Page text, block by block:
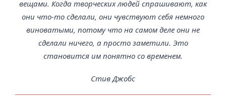
вещами. Когда творческих людей спрашивают, как
они что-то сделали, они чувствуют себя немного
виноватыми, потому что на самом деле они не
сделали ничего, а просто заметили. Это
становится им понятно со временем.
Стив Джобс